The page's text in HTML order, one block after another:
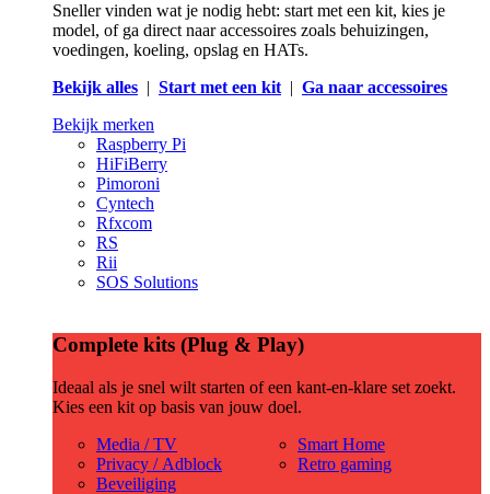
Sneller vinden wat je nodig hebt: start met een kit, kies je
model, of ga direct naar accessoires zoals behuizingen,
voedingen, koeling, opslag en HATs.
Bekijk alles | Start met een kit| Ga naar accessoires
Bekijk merken
Raspberry Pi
HiFiBerry
Pimoroni
Cyntech
Rfxcom
RS
Rii
SOS Solutions
Complete kits (Plug & Play)
Ideaal als je snel wilt starten of een kant-en-klare set zoekt.
Kies een kit op basis van jouw doel.
Media / TV
Privacy / Adblock
Beveiliging
Smart Home
Retro gaming